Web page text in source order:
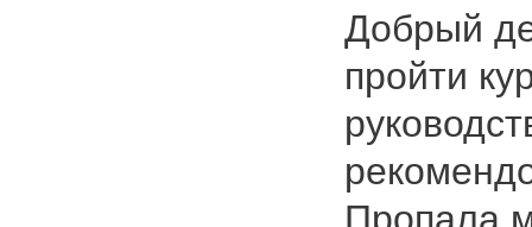
Добрый
пройти